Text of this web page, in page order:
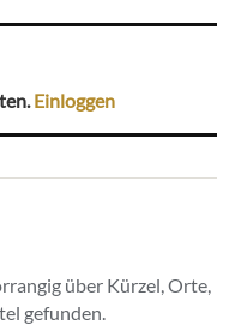
Einloggen
über Kürzel, Orte,
gefunden.